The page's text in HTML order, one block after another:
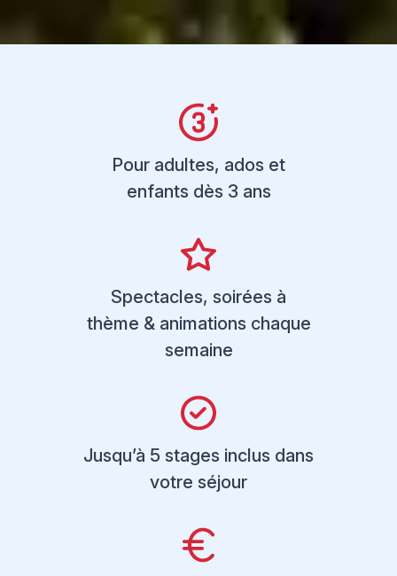
Pour adultes, ados et
enfants dès 3 ans
Spectacles, soirées à
thème & animations chaque
semaine
Jusqu’à 5 stages inclus dans
votre séjour